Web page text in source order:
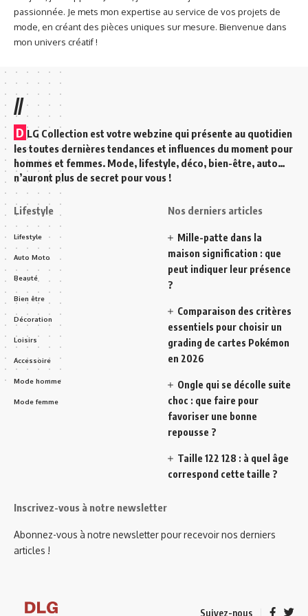
passionnée. Je mets mon expertise au service de vos projets de
mode, en créant des pièces uniques sur mesure. Bienvenue dans
mon univers créatif !
//
D LG Collection est votre webzine qui présente au quotidien
les toutes dernières tendances et influences du moment pour
hommes et femmes. Mode, lifestyle, déco, bien-être, auto…
n’auront plus de secret pour vous !
Lifestyle
Lifestyle
Auto Moto
Beauté
Bien être
Décoration
Loisirs
Accessoire
Mode homme
Mode femme
Nos derniers articles
Mille-patte dans la
maison signification : que
peut indiquer leur présence
?
Comparaison des critères
essentiels pour choisir un
grading de cartes Pokémon
en 2026
Ongle qui se décolle suite
choc : que faire pour
favoriser une bonne
repousse ?
Taille 122 128 : à quel âge
correspond cette taille ?
Inscrivez-vous à notre newsletter
Abonnez-vous à notre newsletter pour recevoir nos derniers
articles !
Suivez-nous